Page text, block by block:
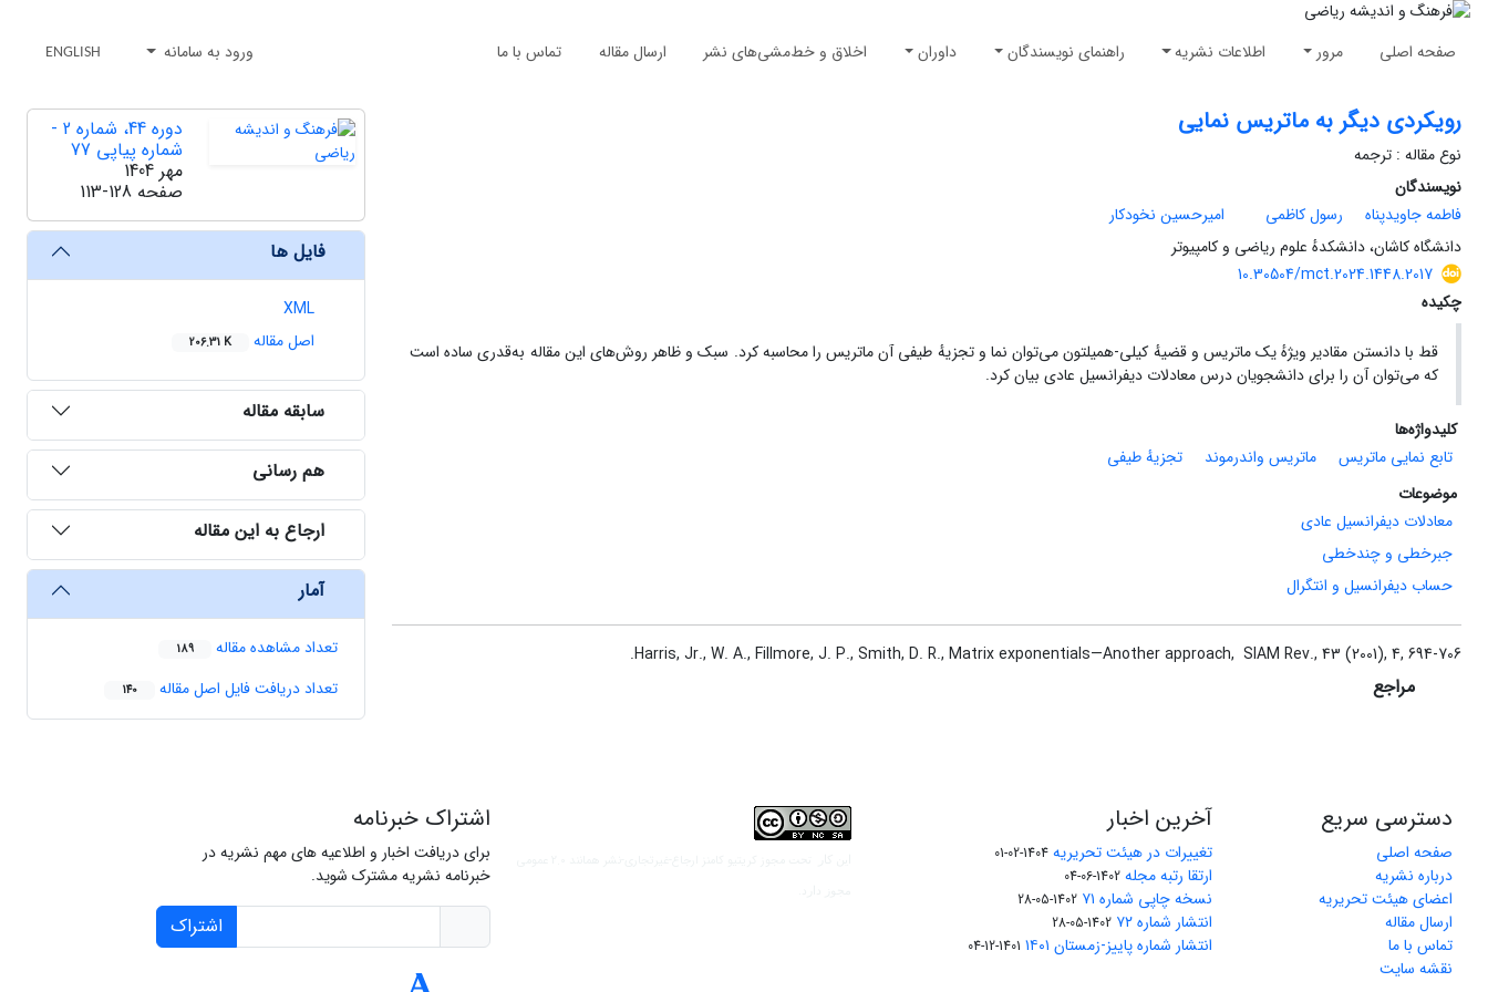
صفحه اصلی مرور اطلاعات نشریه راهنمای نویسندگان داوران اخلاق و خط‌مشی‌های نشر ارسال مقاله تماس با ما ورود به سامانه ENGLISH
رویکردی دیگر به ماتریس نمایی
نوع مقاله : ترجمه
نویسندگان
فاطمه جاویدپناه
رسول کاظمی
امیرحسین نخودکار
دانشگاه کاشان، دانشکدهٔ علوم ریاضی و کامپیوتر
10.30504/mct.2024.1448.2017
چکیده
قط با دانستن مقادیر ویژهٔ یک ماتریس و قضیهٔ کیلی‌-همیلتون می‌توان نما و تجزیهٔ طیفی آن ماتریس را محاسبه کرد. سبک و ظاهر روش‌های این مقاله به‌قدری ساده است
که می‌توان آن را برای دانشجویان درس معادلات دیفرانسیل عادی بیان کرد.
کلیدواژه‌ها
تابع نمایی ماتریس
ماتریس واندرموند
تجزیهٔ طیفی
موضوعات
معادلات دیفرانسیل عادی
جبرخطی و چندخطی
حساب دیفرانسیل و انتگرال
Harris, Jr., ‎W.‎ A., Fillmore, J. P., Smith, D. R., Matrix exponentials—Another approach, ‎ SIAM Rev., 43 (2001), 4, 694-706.
مراجع
دوره 44، شماره 2 -
شماره پیاپی 77
مهر 1404
صفحه 113-128
فایل ها
XML
اصل مقاله
206.31 K
سابقه مقاله
هم رسانی
ارجاع به این مقاله
آمار
تعداد مشاهده مقاله 189
تعداد دریافت فایل اصل مقاله 140
دسترسی سریع
صفحه اصلی
درباره نشریه
اعضای هیئت تحریریه
ارسال مقاله
تماس با ما
نقشه سایت
آخرین اخبار
تغییرات در هیئت تحریریه 1404-02-01
ارتقا رتبه مجله 1402-06-04
نسخه چاپی شماره ۷۱ 1402-05-28
انتشار شماره ۷۲ 1402-05-28
انتشار شماره پاییز-زمستان ۱۴۰۱ 1401-12-04
اشتراک خبرنامه
برای دریافت اخبار و اطلاعیه های مهم نشریه در
خبرنامه نشریه مشترک شوید.
اشتراک